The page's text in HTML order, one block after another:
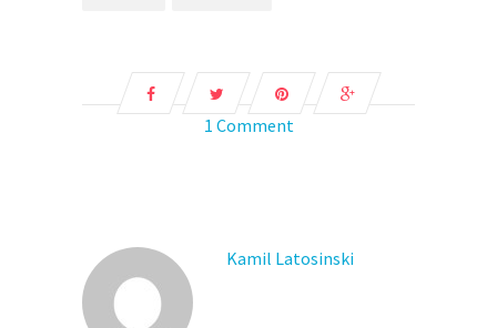
1 Comment
Kamil Latosinski